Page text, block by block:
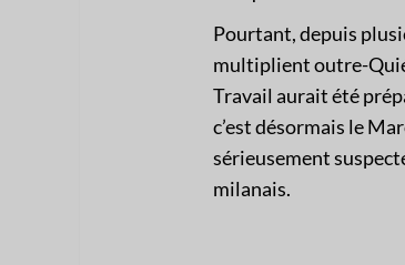
Pourtant, depuis
multiplient outre-
Travail aurait été
c’est désormais le
sérieusement
milanais.